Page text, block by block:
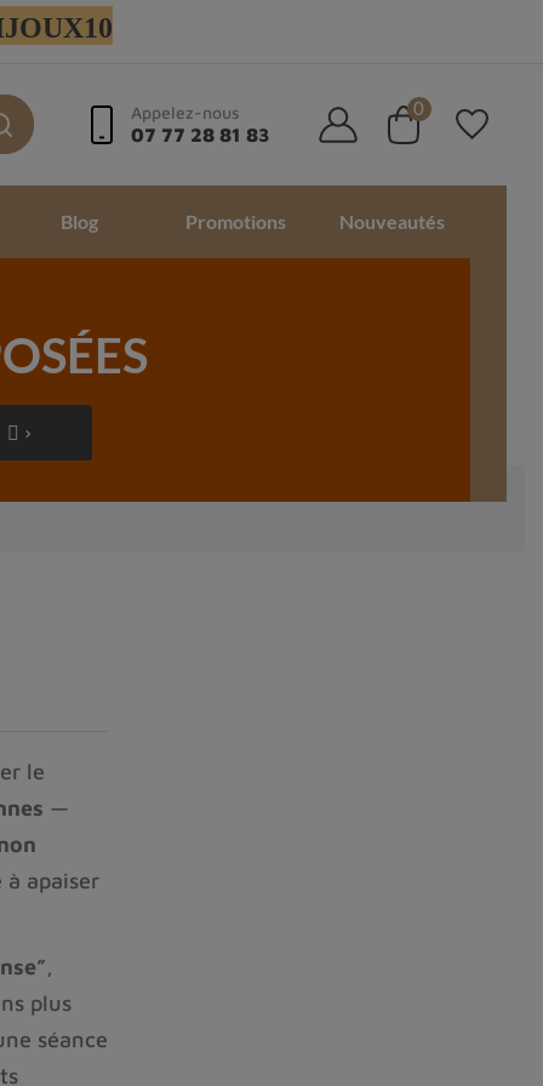
Appelez-nous
07 77 28 81 83
0
Blog Promotions Nouveautés
le
—
apaiser
plus
séance